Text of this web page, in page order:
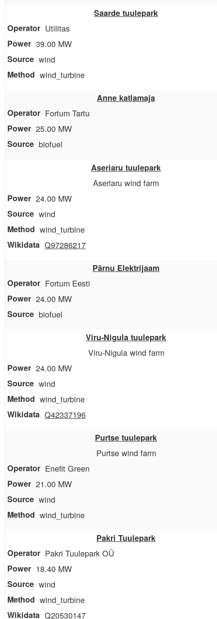
Saarde tuulepark
Utilitas
39.00 MW
wind
wind_turbine
Anne katlamaja
Fortum Tartu
25.00 MW
biofuel
Aseriaru tuulepark
Aseriaru wind farm
24.00 MW
wind
wind_turbine
Q97286217
Pärnu Elektrijaam
Fortum Eesti
24.00 MW
biofuel
Viru-Nigula tuulepark
Viru-Nigula wind farm
24.00 MW
wind
wind_turbine
Q42337196
Purtse tuulepark
Purtse wind farm
Enefit Green
21.00 MW
wind
wind_turbine
Pakri Tuulepark
Pakri Tuulepark OÜ
18.40 MW
wind
wind_turbine
Q20530147